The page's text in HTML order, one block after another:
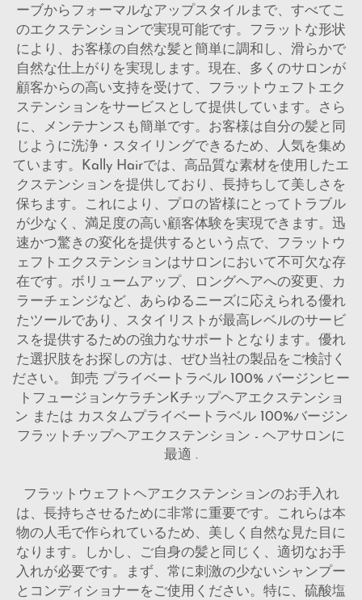
ーブからフォーマルなアップスタイルまで、すべてこ
のエクステンションで実現可能です。フラットな形状
により、お客様の自然な髪と簡単に調和し、滑らかで
自然な仕上がりを実現します。現在、多くのサロンが
顧客からの高い支持を受けて、フラットウェフトエク
ステンションをサービスとして提供しています。さら
に、メンテナンスも簡単です。お客様は自分の髪と同
じように洗浄・スタイリングできるため、人気を集め
ています。Kally Hairでは、高品質な素材を使用したエ
クステンションを提供しており、長持ちして美しさを
保ちます。これにより、プロの皆様にとってトラブル
が少なく、満足度の高い顧客体験を実現できます。迅
速かつ驚きの変化を提供するという点で、フラットウ
ェフトエクステンションはサロンにおいて不可欠な存
在です。ボリュームアップ、ロングヘアへの変更、カ
ラーチェンジなど、あらゆるニーズに応えられる優れ
たツールであり、スタイリストが最高レベルのサービ
スを提供するための強力なサポートとなります。優れ
た選択肢をお探しの方は、ぜひ当社の製品をご検討く
ださい。 卸売 プライベートラベル 100% バージンヒー
トフュージョンケラチンKチップヘアエクステンショ
ン または カスタムプライベートラベル 100%バージン
フラットチップヘアエクステンション - ヘアサロンに
最適 .
フラットウェフトヘアエクステンションのお手入れ
は、長持ちさせるために非常に重要です。これらは本
物の人毛で作られているため、美しく自然な見た目に
なります。しかし、ご自身の髪と同じく、適切なお手
入れが必要です。まず、常に刺激の少ないシャンプー
とコンディショナーをご使用ください。特に、硫酸塩